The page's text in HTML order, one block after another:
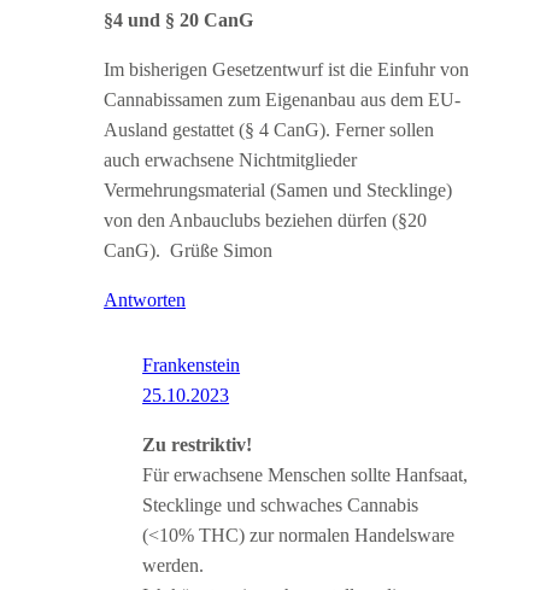
§4 und § 20 CanG
Im bisherigen Gesetzentwurf ist die Einfuhr von
Cannabissamen zum Eigenanbau aus dem EU-
Ausland gestattet (§ 4 CanG). Ferner sollen
auch erwachsene Nichtmitglieder
Vermehrungsmaterial (Samen und Stecklinge)
von den Anbauclubs beziehen dürfen (§20
CanG). Grüße Simon
Antworten
Frankenstein
25.10.2023
Zu restriktiv!
Für erwachsene Menschen sollte Hanfsaat,
Stecklinge und schwaches Cannabis
(<10% THC) zur normalen Handelsware
werden.